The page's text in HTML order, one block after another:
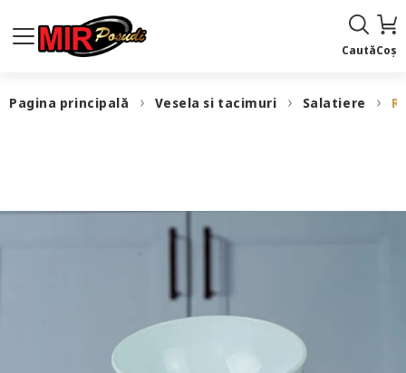
CautăCoș
Pagina principală Vesela si tacimuri Salatiere